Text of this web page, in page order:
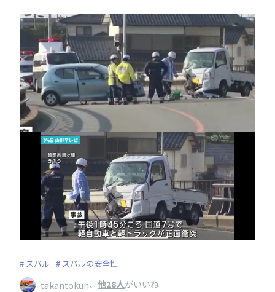
スバル スバルの安全性
takantokun、 他28人がいいね